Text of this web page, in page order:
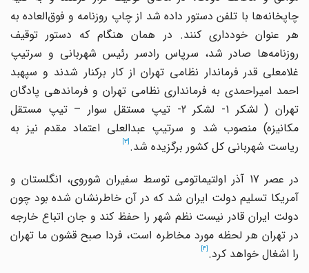
چاپخانه‌ها با تلفن دستور داده شد از چاپ روزنامه و فوق‌العاده به
هر عنوان خودداری کنند. در همان هنگام که دستور توقیف
روزنامه‌ها صادر شد، سرپاس رادسر رئیس شهربانی و سرتیپ
غلامعلی قدر فرماندار نظامی تهران از کار برکنار شدند و سپهبد
احمد امیراحمدی به فرمانداری نظامی تهران و فرماندهی پادگان
تهران ( لشکر 1- لشکر 2- تیپ مستقل سوار – تیپ مستقل
مکانیزه) منصوب شد و سرتیپ عبدالعلی اعتماد مقدم نیز به
ریاست شهربانی کل کشور برگزیده شد.
در عصر 17 آذر اولتیماتومی توسط سفیران شوروی، انگلستان و
آمریکا تسلیم دولت ایران شد که در آن خاطرنشان شده بود چون
دولت ایران قادر نیست نظم شهر را حفظ کند و جان اتباع خارجه
در تهران هر لحظه مورد مخاطره است، فردا صبح قشون ما تهران
را اشغال خواهد کرد.